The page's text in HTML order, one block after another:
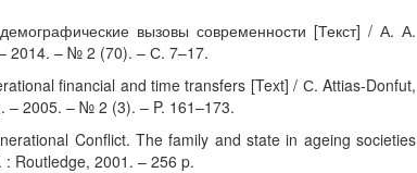
вызовы современности [Текст] / А. А.
2014. – № 2 (70). – С. 7–17.
financial and time transfers [Text] / С. Attias-Donfut,
– 2005. – № 2 (3). – P. 161–173.
Conflict. The family and state in ageing societies
: Routledge, 2001. – 256 p.